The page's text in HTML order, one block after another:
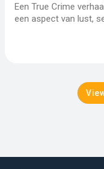
Een True Crime
een aspect van lust,